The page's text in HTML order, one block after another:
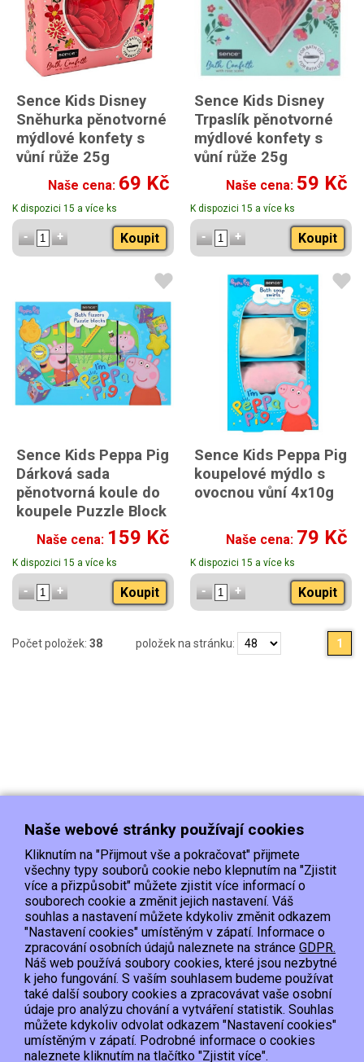
Sence Kids Disney
Sněhurka pěnotvorné
mýdlové konfety s
vůní růže 25g
Naše cena: 69 Kč
K dispozici 15 a více ks
Koupit
Sence Kids Disney
Trpaslík pěnotvorné
mýdlové konfety s
vůní růže 25g
Naše cena: 59 Kč
K dispozici 15 a více ks
Koupit
Sence Kids Peppa Pig
Dárková sada
pěnotvorná koule do
koupele Puzzle Block
6x45g
Naše cena: 159 Kč
K dispozici 15 a více ks
Koupit
Sence Kids Peppa Pig
koupelové mýdlo s
ovocnou vůní 4x10g
Naše cena: 79 Kč
K dispozici 15 a více ks
Koupit
Počet položek: 38 položek na stránku: 1
Doprava Platba
Kontakt/Reklamace
Obchodní podmínky
Ochrana os.údajů
EET :Podle zákona o evidenci tržeb je prodávající povinen vystavit kupujícímu
Zároveň je povinen zaevidovat přijatou tržbu u správce daně online; v případě
technického výpadku pak nejpozději do 48 hodin.
Copyright © 2015, Hypervyprodej.cz, všechna práva vyhrazena
Naše webové stránky používají cookies
Kliknutím na "Přijmout vše a pokračovat" přijmete
všechny typy souborů cookie nebo klepnutím na "Zjistit
více a přizpůsobit" můžete zjistit více informací o
souborech cookie a změnit jejich nastavení. Váš
souhlas a nastavení můžete kdykoliv změnit odkazem
"Nastavení cookies" umístěným v zápatí. Informace o
zpracování osobních údajů naleznete na stránce GDPR.
Náš web používá soubory cookies, které jsou nezbytné
k jeho fungování. S vaším souhlasem budeme používat
také další soubory cookies a zpracovávat vaše osobní
údaje pro analýzu chování a vytváření statistik. Souhlas
můžete kdykoliv odvolat odkazem "Nastavení cookies"
umístěným v zápatí. Podrobné informace o cookies
naleznete kliknutím na tlačítko "Zjistit více".